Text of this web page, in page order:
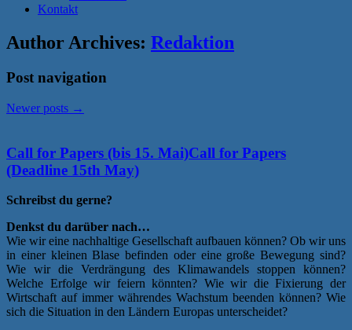
Kontakt
Author Archives: Redaktion
Post navigation
Newer posts →
Call for Papers (bis 15. Mai)Call for Papers
(Deadline 15th May)
Schreibst du gerne?
Denkst du darüber nach…
Wie wir eine nachhaltige Gesellschaft aufbauen können? Ob wir uns
in einer kleinen Blase befinden oder eine große Bewegung sind?
Wie wir die Verdrängung des Klimawandels stoppen können?
Welche Erfolge wir feiern könnten? Wie wir die Fixierung der
Wirtschaft auf immer währendes Wachstum beenden können? Wie
sich die Situation in den Ländern Europas unterscheidet?